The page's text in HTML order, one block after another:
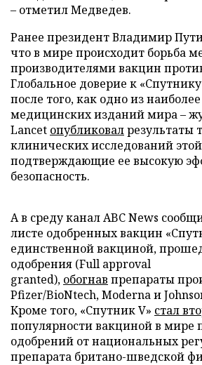
– отметил Медведев.
Ранее президент Владимир
что в мире происходит борьба
производителями вакцин
Глобальное доверие к
после того, как одно из
медицинских изданий мира –
Lancet опубликовалрезультаты
клинических исследований
подтверждающие ее высокую
безопасность.
А в среду канал ABC News
листе одобренных вакцин
единственной вакциной,
одобрения (Full approval
granted), обогнав препараты
Pfizer/BioNtech, Moderna и
Кроме того, «Спутник V» стал
популярности вакциной в мире
одобрений от национальных
препарата британо-шведской